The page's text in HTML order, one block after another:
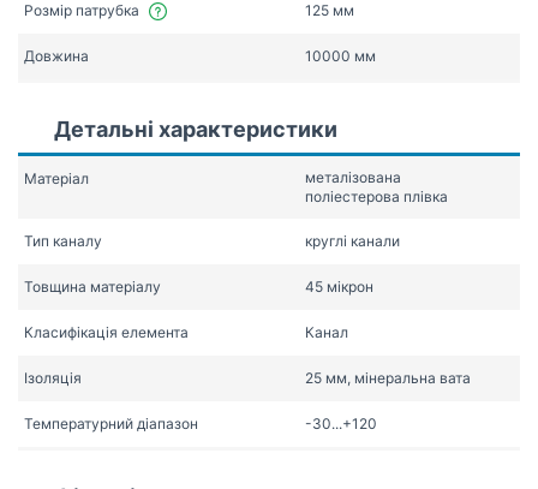
Розмір патрубка 125 мм
Довжина 10000 мм
Детальні характеристики
Матеріал
металізована
поліестерова плівка
Тип каналу круглі канали
Товщина матеріалу 45 мікрон
Класифікація елемента Канал
Ізоляція 25 мм, мінеральна вата
Температурний діапазон -30...+120